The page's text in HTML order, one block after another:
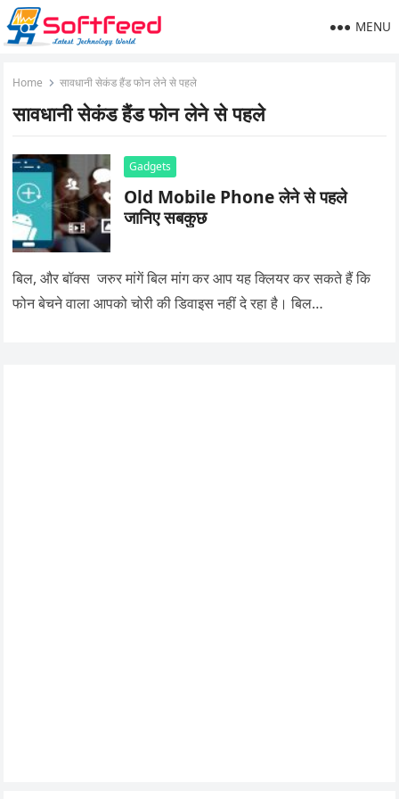
MENU
Home सावधानी सेकंड हैंड फोन लेने से पहले
सावधानी सेकंड हैंड फोन लेने से पहले
Gadgets
Old Mobile Phone लेने से पहले
जानिए सबकुछ
बिल, और बॉक्स जरुर मांगें बिल मांग कर आप यह क्लियर कर सकते हैं कि
फोन बेचने वाला आपको चोरी की डिवाइस नहीं दे रहा है। बिल…